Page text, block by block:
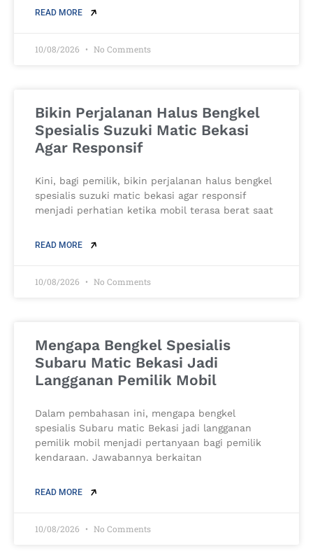
READ MORE
10/08/2026 No Comments
Bikin Perjalanan Halus Bengkel
Spesialis Suzuki Matic Bekasi
Agar Responsif
Kini, bagi pemilik, bikin perjalanan halus bengkel
spesialis suzuki matic bekasi agar responsif
menjadi perhatian ketika mobil terasa berat saat
READ MORE
10/08/2026 No Comments
Mengapa Bengkel Spesialis
Subaru Matic Bekasi Jadi
Langganan Pemilik Mobil
Dalam pembahasan ini, mengapa bengkel
spesialis Subaru matic Bekasi jadi langganan
pemilik mobil menjadi pertanyaan bagi pemilik
kendaraan. Jawabannya berkaitan
READ MORE
10/08/2026 No Comments